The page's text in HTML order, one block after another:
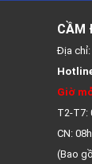
CẦM
Địa chỉ:
Giờ
T2-T7:
CN:
(Bao